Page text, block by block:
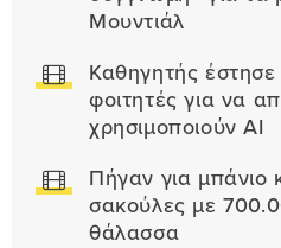
Μουντιάλ
Καθηγητής
φοιτητές για να
χρησιμοποιούν AI
Πήγαν για μπάνιο
σακούλες με
θάλασσα